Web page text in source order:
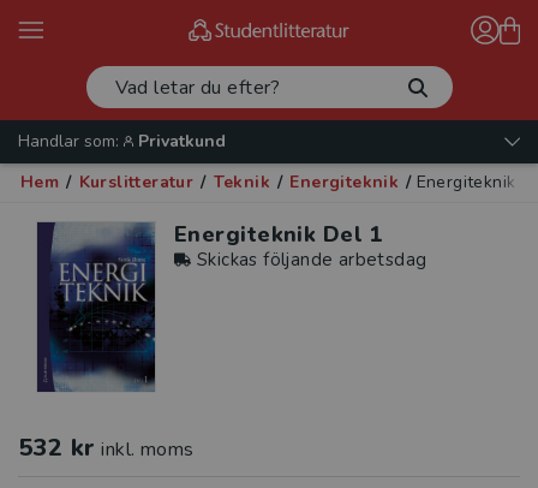
Handlar som:
Privatkund
Hem / Kurslitteratur / Teknik / Energiteknik / Energiteknik
Energiteknik Del 1
Skickas följande arbetsdag
532 kr inkl. moms